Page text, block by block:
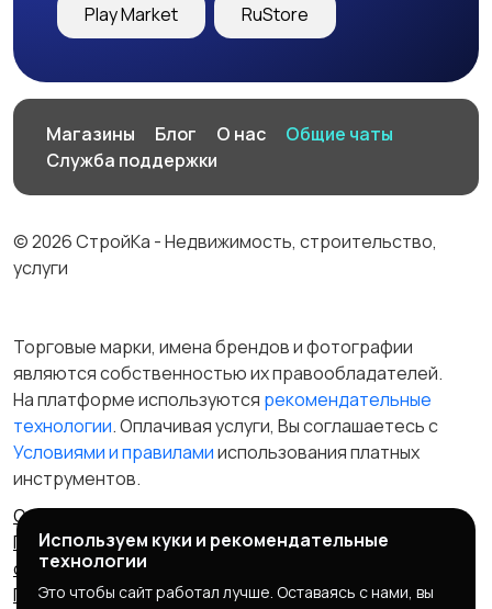
Play Market RuStore
Магазины Блог О нас
Общие чаты
Служба поддержки
© 2026 СтройКа - Недвижимость, строительство,
услуги
Торговые марки, имена брендов и фотографии
являются собственностью их правообладателей.
На платформе используются рекомендательные
технологии. Оплачивая услуги, Вы соглашаетесь c
Условиями и правиламииспользования платных
инструментов.
Отказ от ответственности
Правила сервиса
Политика конфиденциальности
Пользовательское
соглашение
Запрещенные товары/услуги
Правообладателям
Партнерская программа
Используем куки и рекомендательные
технологии
Это чтобы сайт работал лучше. Оставаясь с нами, вы